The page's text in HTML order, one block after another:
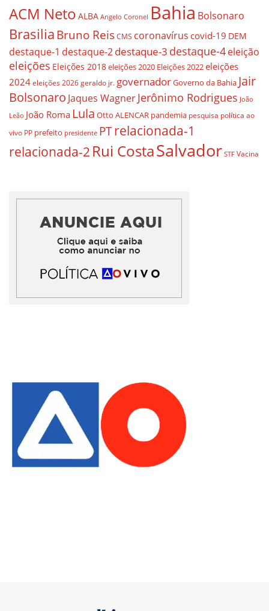
ACM Neto ALBA Angelo Coronel Bahia Bolsonaro
BrasiliaBruno ReisCMS coronavírus covid-19 DEM
destaque-1 destaque-2destaque-3 destaque-4eleição
eleições Eleições 2018eleições 2020 Eleições 2022eleições
2024 eleições 2026 geraldo jr. governadorGoverno da Bahia Jair
Bolsonaro Jaques WagnerJerônimo Rodrigues João
Leão João Roma Lula Otto ALENCAR pandemia pesquisa política ao
vivo PP prefeito presidente PTrelacionada-1
relacionada-2 Rui CostaSalvador STF Vacina